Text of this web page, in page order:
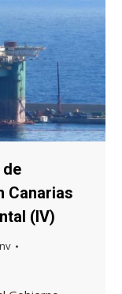
Canarias
(IV)